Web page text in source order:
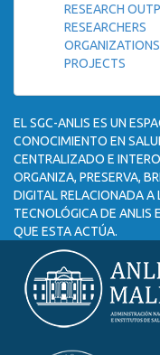
RESEARCH
RESEARCHERS
ORGANIZATIONS
PROJECTS
EL SGC-ANLIS ES UN
CONOCIMIENTO EN
CENTRALIZADO E
ORGANIZA, PRESERVA,
DIGITAL RELACIONADA A
TECNOLÓGICA DE ANLIS
QUE ESTA ACTÚA.